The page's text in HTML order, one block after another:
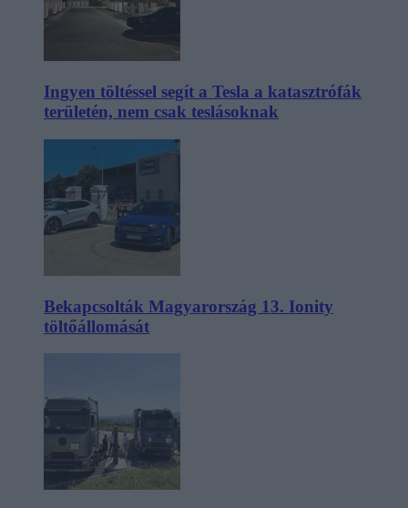
Ingyen töltéssel segít a Tesla a katasztrófák
területén, nem csak teslásoknak
Bekapcsolták Magyarország 13. Ionity
töltőállomását